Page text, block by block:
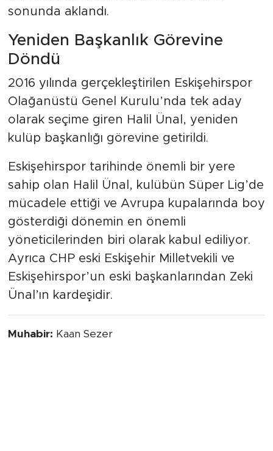
sonunda aklandı.
Yeniden Başkanlık Görevine
Döndü
2016 yılında gerçekleştirilen Eskişehirspor
Olağanüstü Genel Kurulu’nda tek aday
olarak seçime giren Halil Ünal, yeniden
kulüp başkanlığı görevine getirildi.
Eskişehirspor tarihinde önemli bir yere
sahip olan Halil Ünal, kulübün Süper Lig’de
mücadele ettiği ve Avrupa kupalarında boy
gösterdiği dönemin en önemli
yöneticilerinden biri olarak kabul ediliyor.
Ayrıca CHP eski Eskişehir Milletvekili ve
Eskişehirspor’un eski başkanlarından Zeki
Ünal’ın kardeşidir.
Muhabir: Kaan Sezer